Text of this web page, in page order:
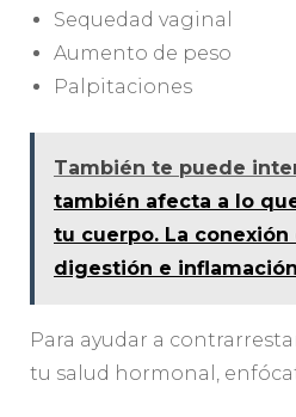
Sequedad vaginal
Aumento de peso
Palpitaciones
También te puede
también afecta a lo
tu cuerpo. La
digestión e inflamación
Para ayudar a
tu salud hormonal,